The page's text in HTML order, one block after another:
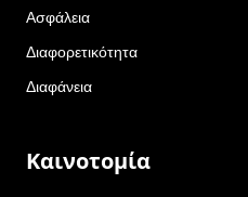
Ασφάλεια
Διαφορετικότητα
Διαφάνεια
Καινοτομία